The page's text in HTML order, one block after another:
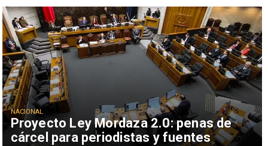
Proyecto Ley Mordaza 2.0: penas de
cárcel para periodistas y fuentes
NACIONAL